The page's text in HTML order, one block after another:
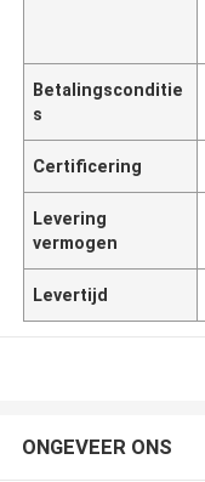
Betalingsconditie
s
Certificering
Levering
vermogen
Levertijd
ONGEVEER ONS